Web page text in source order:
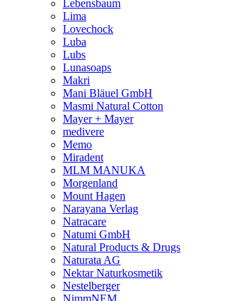
Lebensbaum
Lima
Lovechock
Luba
Lubs
Lunasoaps
Makri
Mani Bläuel GmbH
Masmi Natural Cotton
Mayer + Mayer
medivere
Memo
Miradent
MLM MANUKA
Morgenland
Mount Hagen
Narayana Verlag
Natracare
Natumi GmbH
Natural Products & Drugs
Naturata AG
Nektar Naturkosmetik
Nestelberger
NimmNEM